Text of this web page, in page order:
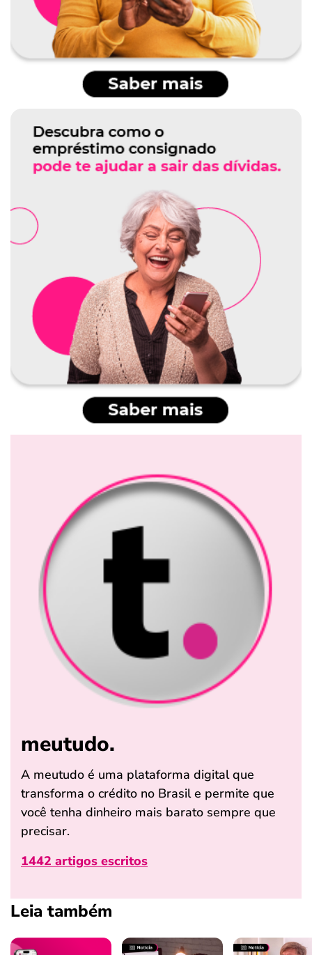
meutudo.
A meutudo é uma plataforma digital que
transforma o crédito no Brasil e permite que
você tenha dinheiro mais barato sempre que
precisar.
1442 artigos escritos
Leia também